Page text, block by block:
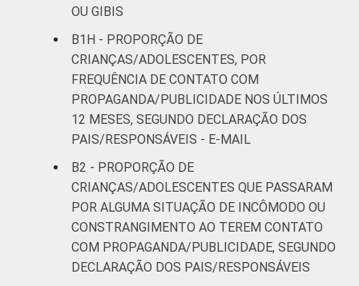
OU GIBIS
B1H - PROPORÇÃO DE
CRIANÇAS/ADOLESCENTES, POR
FREQUÊNCIA DE CONTATO COM
PROPAGANDA/PUBLICIDADE NOS ÚLTIMOS
12 MESES, SEGUNDO DECLARAÇÃO DOS
PAIS/RESPONSÁVEIS - E-MAIL
B2 - PROPORÇÃO DE
CRIANÇAS/ADOLESCENTES QUE PASSARAM
POR ALGUMA SITUAÇÃO DE INCÔMODO OU
CONSTRANGIMENTO AO TEREM CONTATO
COM PROPAGANDA/PUBLICIDADE, SEGUNDO
DECLARAÇÃO DOS PAIS/RESPONSÁVEIS